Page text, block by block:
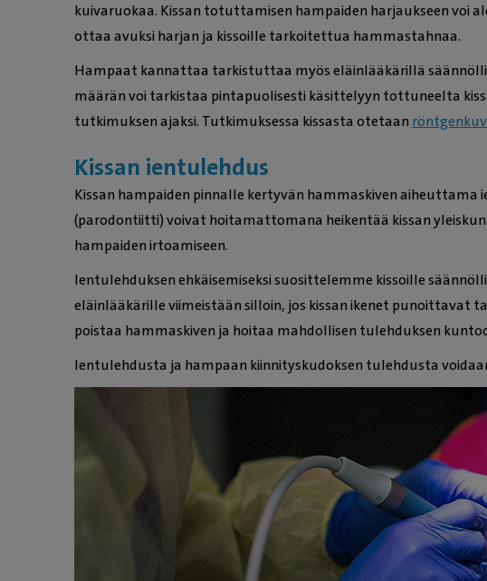
kuivaruokaa. Kissan totuttamisen hampaiden harjaukseen voi
ottaa avuksi harjan ja kissoille tarkoitettua hammastahnaa.
Hampaat kannattaa tarkistuttaa myös eläinlääkärillä
määrän voi tarkistaa pintapuolisesti käsittelyyn tottuneelta
tutkimuksen ajaksi. Tutkimuksessa kissasta otetaan
Kissan ientulehdus
Kissan hampaiden pinnalle kertyvän hammaskiven
(parodontiitti) voivat hoitamattomana heikentää kissan
hampaiden irtoamiseen.
Ientulehduksen ehkäisemiseksi suosittelemme kissoille
eläinlääkärille viimeistään silloin, jos kissan ikenet punoittavat
poistaa hammaskiven ja hoitaa mahdollisen tulehduksen
Ientulehdusta ja hampaan kiinnityskudoksen tulehdusta